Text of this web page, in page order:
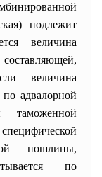
подлежит
величина
величина
адвалорной
таможенной
пошлины,
по